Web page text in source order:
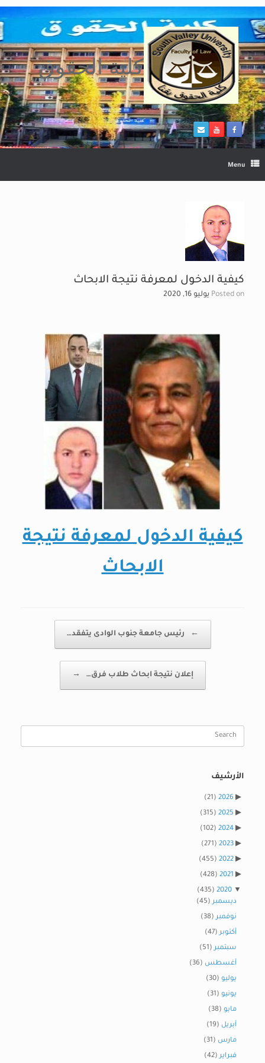
Skip
to
content
كلية الحقوق
Menu
كيفية الدخول لمعرفة نتيجة الابحاث
Posted on يوليو 16, 2020
كيفية الدخول لمعرفة نتيجة
الابحاث
← رئيس جامعة جنوب الوادى يتفقد…
إعلان نتيجة ابحاث طلاب فرق… →
Search
الأرشيف
2026
(21)
2025
(315)
2024
(102)
2023
(271)
2022
(455)
2021
(428)
2020
(435)
ديسمبر(45)
نوفمبر(38)
أكتوبر(47)
سبتمبر(51)
أغسطس (36)
يوليو (30)
يونيو (31)
مايو (38)
أبريل (19)
مارس (31)
فبراير(42)